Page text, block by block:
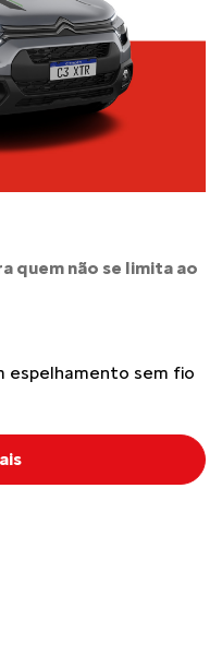
quem não se limita ao
espelhamento sem fio